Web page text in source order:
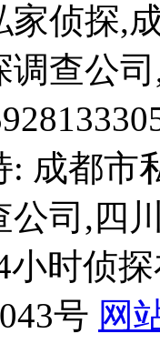
家侦探,
调查公
: 成都市
公司,四
小时侦
号 网